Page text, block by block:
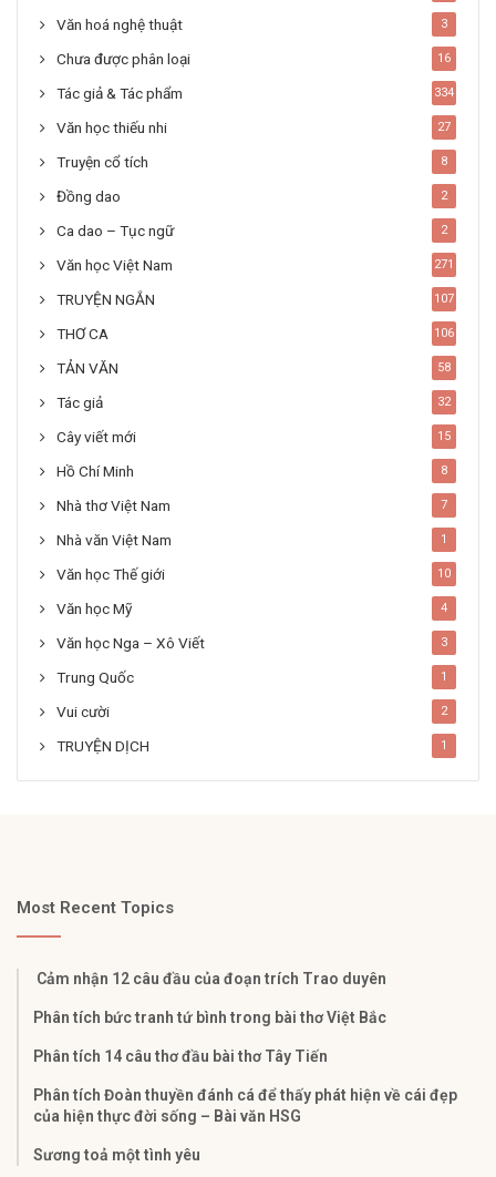
Văn hoá nghệ thuật 3
Chưa được phân loại 16
Tác giả & Tác phẩm 334
Văn học thiếu nhi 27
Truyện cổ tích 8
Đồng dao 2
Ca dao – Tục ngữ 2
Văn học Việt Nam 271
TRUYỆN NGẮN 107
THƠ CA 106
TẢN VĂN 58
Tác giả 32
Cây viết mới 15
Hồ Chí Minh 8
Nhà thơ Việt Nam 7
Nhà văn Việt Nam 1
Văn học Thế giới 10
Văn học Mỹ 4
Văn học Nga – Xô Viết 3
Trung Quốc 1
Vui cười 2
TRUYỆN DỊCH 1
Most Recent Topics
Cảm nhận 12 câu đầu của đoạn trích Trao duyên
Phân tích bức tranh tứ bình trong bài thơ Việt Bắc
Phân tích 14 câu thơ đầu bài thơ Tây Tiến
Phân tích Đoàn thuyền đánh cá để thấy phát hiện về cái đẹp
của hiện thực đời sống – Bài văn HSG
Sương toả một tình yêu